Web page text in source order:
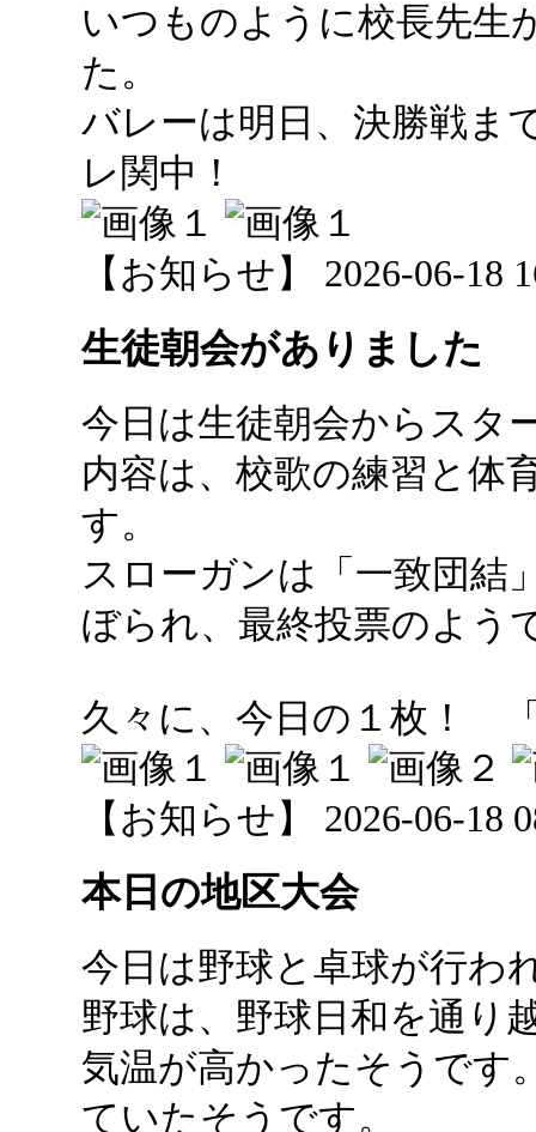
いつものように校長先生
た。
バレーは明日、決勝戦ま
レ関中！
【お知らせ】 2026-06-18
生徒朝会がありました
今日は生徒朝会からスタ
内容は、校歌の練習と体
す。
スローガンは「一致団結
ぼられ、最終投票のよう
久々に、今日の１枚！
【お知らせ】 2026-06-18
本日の地区大会
今日は野球と卓球が行わ
野球は、野球日和を通り
気温が高かったそうです
ていたそうです。